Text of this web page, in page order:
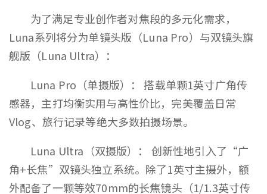
为了满足专业创作者对焦段的多元化需求，
Luna系列将分为单镜头版（Luna Pro）与双镜头旗
舰版（Luna Ultra）：
Luna Pro（单摄版）： 搭载单颗1英寸广角传
感器，主打均衡实用与高性价比，完美覆盖日常
Vlog、旅行记录等绝大多数拍摄场景。
Luna Ultra（双摄版）： 创新性地引入了“广
角+长焦”双镜头独立系统。除了1英寸主摄外，额
外配备了一颗等效70mm的长焦镜头（1/1.3英寸传